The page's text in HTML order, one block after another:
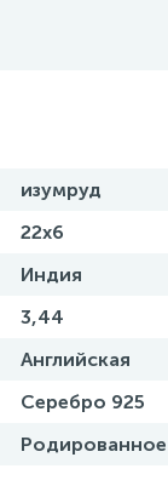
изумруд
22х6
Индия
3,44
Английская
Серебро 925
Родированное